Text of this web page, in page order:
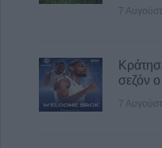
Πολιτισμού για δύο
7
σεζόν
7